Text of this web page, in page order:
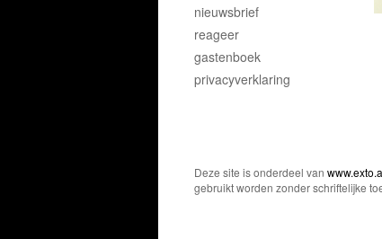
nieuwsbrief
reageer
gastenboek
privacyverklaring
Deze site is onderdeel van
gebruikt worden zonder schriftelijke